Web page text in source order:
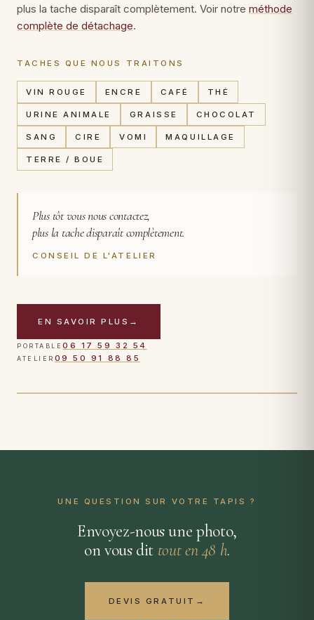
plus la tache disparaît complètement. Voir notre méthode
complète de détachage.
TACHES QUE NOUS TRAITONS
VIN ROUGE ENCRE CAFÉ THÉ
URINE ANIMALE GRAISSE CHOCOLAT
SANG CIRE VOMI MAQUILLAGE
TERRE / BOUE
Plus tôt vous nous contactez,
plus la tache disparaît complètement.
CONSEIL DE L'ATELIER
EN SAVOIR PLUS →
PORTABLE06 17 59 32 54
ATELIER 09 50 91 88 85
CAS TRAITÉ
Tapis persan · auréole et tache ancienne · 48 h après
intervention
UNE QUESTION SUR VOTRE TAPIS ?
Envoyez-nous une photo,
on vous dit tout en 48 h.
DEVIS GRATUIT →